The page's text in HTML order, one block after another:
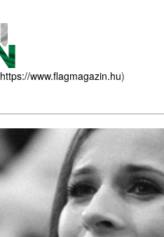
https://www.flagmagazin.hu)